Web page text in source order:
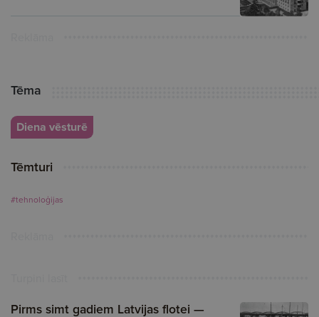
Tēma
Diena vēsturē
Tēmturi
#tehnoloģijas
Pirms simt gadiem Latvijas flotei —